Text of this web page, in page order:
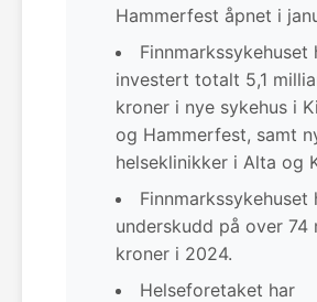
Hammerfest åpnet i
Finnmarkssykehuset
investert totalt 5,1
kroner i nye sykehus i
og Hammerfest, samt
helseklinikker i Alta og
Finnmarkssykehuset
underskudd på over 74
kroner i 2024.
Helseforetaket har